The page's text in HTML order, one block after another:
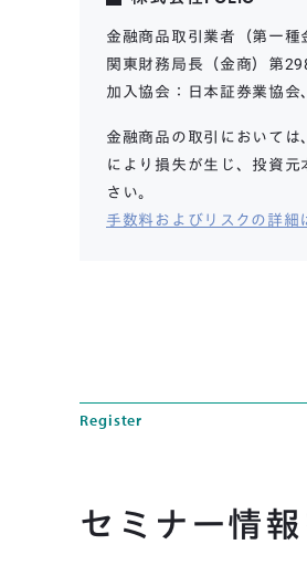
金融商品取引業者（第一種
関東財務局長（金商）第
加入協会：日本証券業協
金融商品の取引において
により損失が生じ、投資
さい。
手数料およびリスクの詳細
Register
セミナー情報